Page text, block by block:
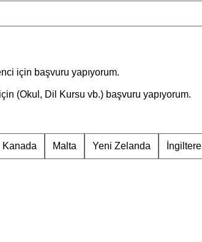
için başvuru yapıyorum.
(Okul, Dil Kursu vb.) başvuru yapıyorum.
Kanada Malta Yeni Zelanda İngiltere